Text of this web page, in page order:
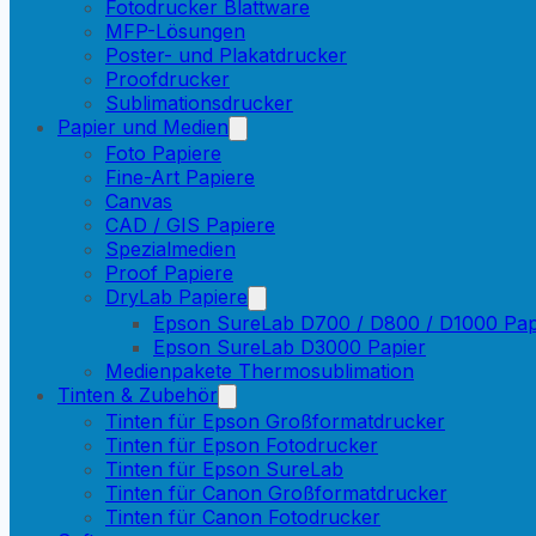
Fotodrucker Blattware
MFP-Lösungen
Poster- und Plakatdrucker
Proofdrucker
Sublimationsdrucker
Papier und Medien
Foto Papiere
Fine-Art Papiere
Canvas
CAD / GIS Papiere
Spezialmedien
Proof Papiere
DryLab Papiere
Epson SureLab D700 / D800 / D1000
Epson SureLab D3000 Papier
Medienpakete Thermosublimation
Tinten & Zubehör
Tinten für Epson Großformatdrucker
Tinten für Epson Fotodrucker
Tinten für Epson SureLab
Tinten für Canon Großformatdrucker
Tinten für Canon Fotodrucker